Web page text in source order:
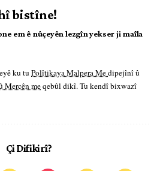
bistîne!
em ê nûçeyên lezgîn yekser ji maîla
ku tu Polîtikaya Malpera Medipejînî û
Mercên meqebûl dikî. Tu kendî bixwazî
Çi Difikirî?